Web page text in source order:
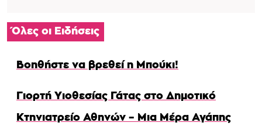
Όλες οι Ειδήσεις
Βοηθήστε να βρεθεί η Μπούκι!
Γιορτή Υιοθεσίας Γάτας στο Δημοτικό
Κτηνιατρείο Αθηνών – Μια Μέρα Αγάπης